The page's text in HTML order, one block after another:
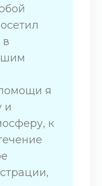
в
я
и
к